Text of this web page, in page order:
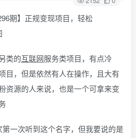
类的互联网服务类项目，有点冷
目，但是依然有人在操作，且大有
资源的人来说，也是一个可拿来变
一次听到这个名字，但我要说的是